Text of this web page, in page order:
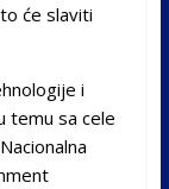
će slaviti
i
temu sa cele